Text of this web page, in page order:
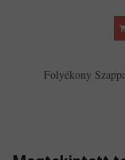
Folyékony